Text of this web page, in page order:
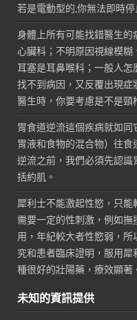
若是電動型的,你無法即時
身體上所有可能找錯醫生
心臟科；不明原因視線模糊
耳塞是耳鼻喉科；一般人
找不到病因，又反覆出現
醫生時，你要考慮是不是頸
胃食道逆流這個疾病就如
胃液和食物的混合物）往
逆流之前，我們必須先認
括約肌。
犀利士不能激起性慾，只能
需要一定的性刺激，例如
用，年紀較大者性慾弱，
究和患者臨床證明，服用
種很好的壯陽藥，療效顯著
未知的資訊提供